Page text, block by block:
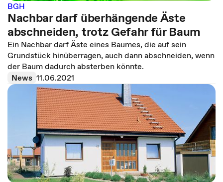
BGH
Nachbar darf überhängende Äste
abschneiden, trotz Gefahr für Baum
Ein Nachbar darf Äste eines Baumes, die auf sein
Grundstück hinüberragen, auch dann abschneiden, wenn
der Baum dadurch absterben könnte.
News 11.06.2021